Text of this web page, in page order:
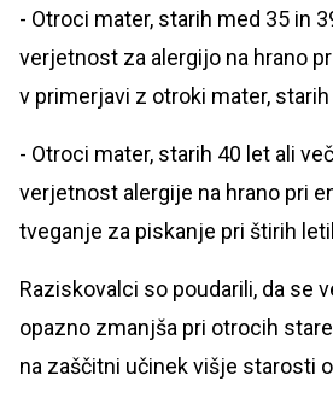
- Otroci mater, starih med 35 in
verjetnost za alergijo na hrano
v primerjavi z otroki mater,
- Otroci mater, starih 40 let ali
verjetnost alergije na hrano pri
tveganje za piskanje pri štirih
Raziskovalci so poudarili, da se
opazno zmanjša pri otrocih
na zaščitni učinek višje starosti